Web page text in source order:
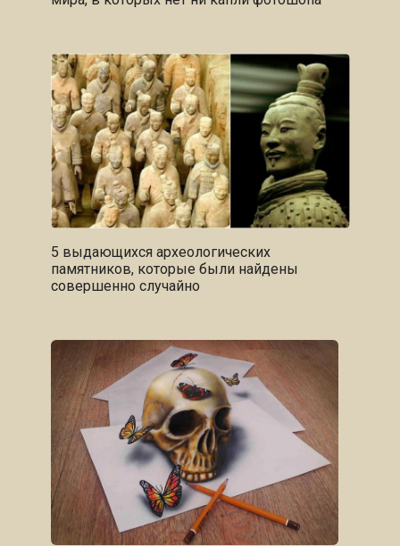
5 выдающихся археологических
памятников, которые были найдены
совершенно случайно